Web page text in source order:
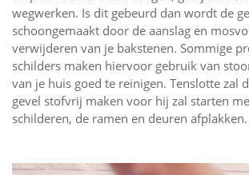
wegwerken. Is dit gebeurd dan wordt de
schoongemaakt door de aanslag en
verwijderen van je bakstenen. Sommige
schilders maken hiervoor gebruik van
van je huis goed te reinigen. Tenslotte zal
gevel stofvrij maken voor hij zal starten
schilderen, de ramen en deuren afplakken.